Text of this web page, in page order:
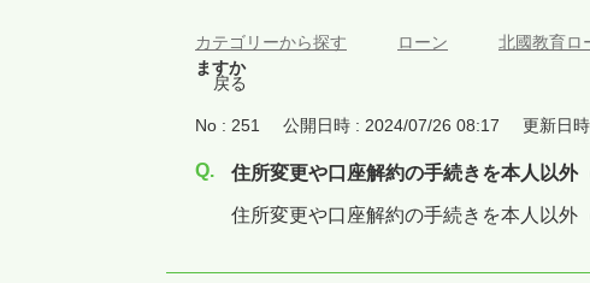
カテゴリーから探す ローン 北國教育ロ
ますか
戻る
No : 251 公開日時 : 2024/07/26 08:17 更新日
住所変更や口座解約の手続きを本人以外
住所変更や口座解約の手続きを本人以外